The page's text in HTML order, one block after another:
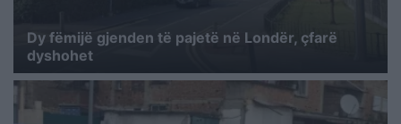
Dy fëmijë gjenden të pajetë në Londër, çfarë
dyshohet